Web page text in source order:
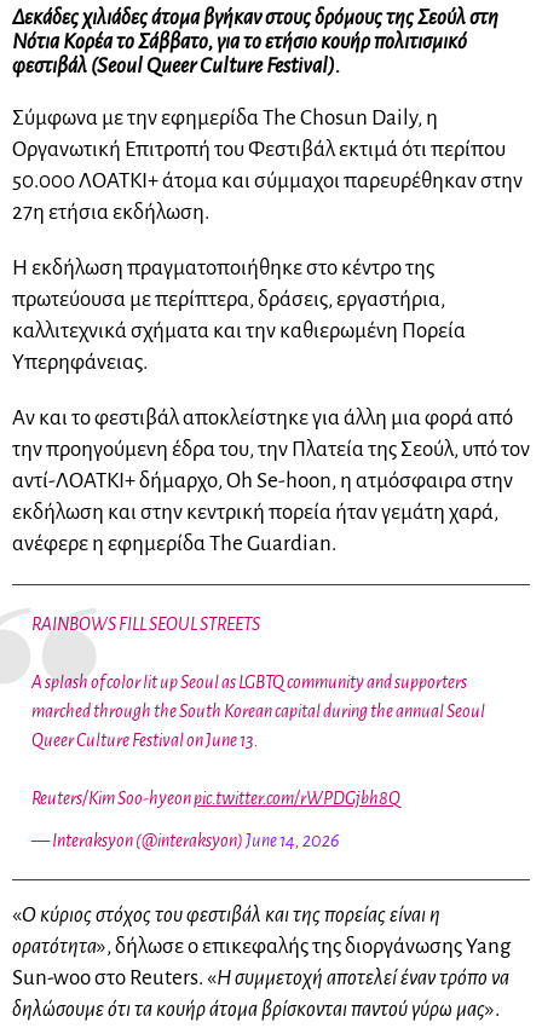
Δεκάδες χιλιάδες άτομα βγήκαν στους δρόμους της Σεούλ στη
Νότια Κορέα το Σάββατο, για το ετήσιο κουήρ πολιτισμικό
φεστιβάλ (Seoul Queer Culture Festival).
Σύμφωνα με την εφημερίδα The Chosun Daily, η
Οργανωτική Επιτροπή του Φεστιβάλ εκτιμά ότι περίπου
50.000 ΛΟΑΤΚΙ+ άτομα και σύμμαχοι παρευρέθηκαν στην
27η ετήσια εκδήλωση.
Η εκδήλωση πραγματοποιήθηκε στο κέντρο της
πρωτεύουσα με περίπτερα, δράσεις, εργαστήρια,
καλλιτεχνικά σχήματα και την καθιερωμένη Πορεία
Υπερηφάνειας.
Αν και το φεστιβάλ αποκλείστηκε για άλλη μια φορά από
την προηγούμενη έδρα του, την Πλατεία της Σεούλ, υπό τον
αντί-ΛΟΑΤΚΙ+ δήμαρχο, Oh Se-hoon, η ατμόσφαιρα στην
εκδήλωση και στην κεντρική πορεία ήταν γεμάτη χαρά,
ανέφερε η εφημερίδα The Guardian.
RAINBOWS FILL SEOUL STREETS
A splash of color lit up Seoul as LGBTQ community and supporters
marched through the South Korean capital during the annual Seoul
Queer Culture Festival on June 13.
Reuters/Kim Soo-hyeonpic.twitter.com/rWPDGjbh8Q
— Interaksyon (@interaksyon)June 14, 2026
«Ο κύριος στόχος του φεστιβάλ και της πορείας είναι η
ορατότητα», δήλωσε ο επικεφαλής της διοργάνωσης Yang
Sun-woo στο Reuters. «Η συμμετοχή αποτελεί έναν τρόπο να
δηλώσουμε ότι τα κουήρ άτομα βρίσκονται παντού γύρω μας».